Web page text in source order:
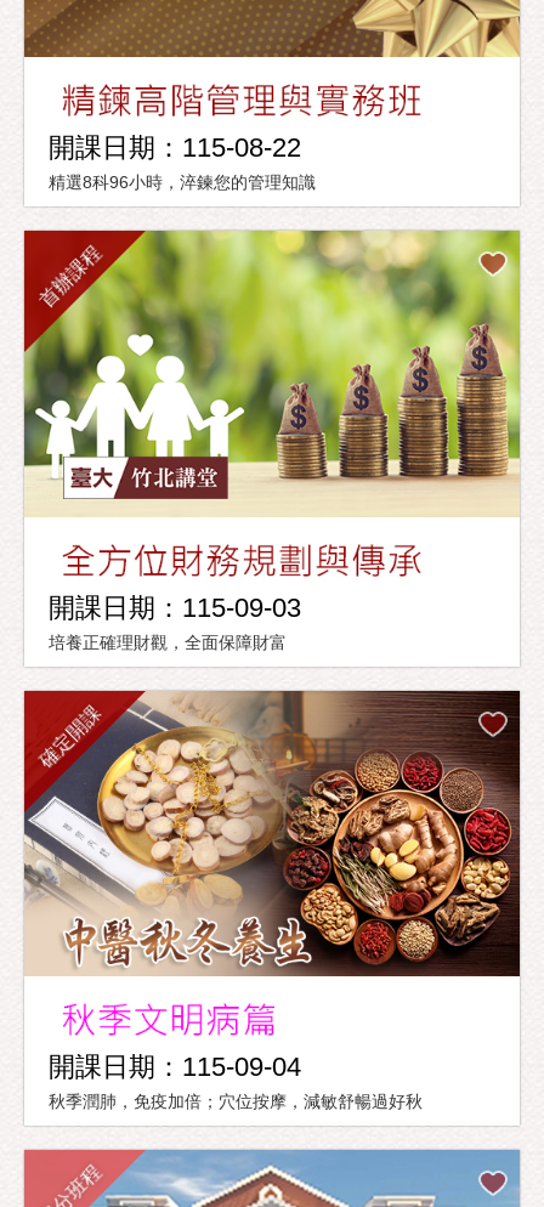
開課日期：115-08-22
精選8科96小時，淬鍊您的管理知識
首辦課程
開課日期：115-09-03
培養正確理財觀，全面保障財富
確定開課
開課日期：115-09-04
秋季潤肺，免疫加倍；穴位按摩，減敏舒暢過好秋